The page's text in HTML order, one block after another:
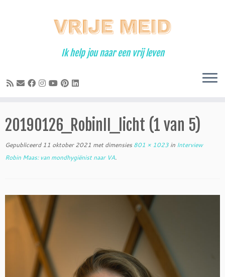
Ik help jou naar een vrij leven
20190126_RobinII_licht (1 van 5)
Gepubliceerd 11 oktober 2021 met dimensies 801 × 1023 in Interview
Robin Maas: van mondhygiënist naar VA.